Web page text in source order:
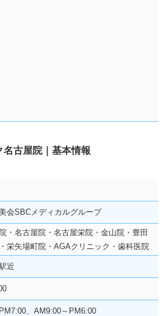
古屋院｜基本情報
会SBCメディカルグループ
・名古屋院・名古屋栄院・金山院・豊田
栄矢場町院・AGAクリニック・歯科医院
近
、AM9:00～PM6:00